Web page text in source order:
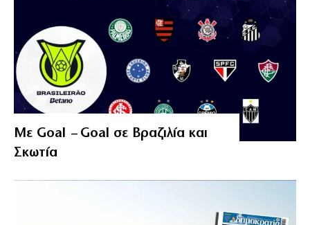
Με Goal – Goal σε Βραζιλία και
Σκωτία